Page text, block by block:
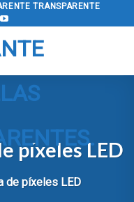
TRANSPARENTE
píxeles LED
de píxeles LED